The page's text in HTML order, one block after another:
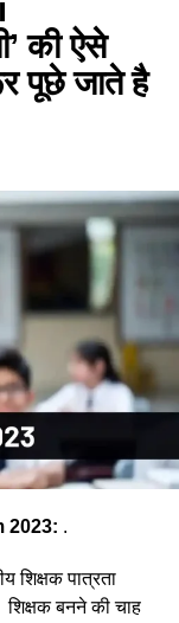
की ऐसे
पूछे जाते है
2023: .
शिक्षक पात्रता
शिक्षक बनने की चाह